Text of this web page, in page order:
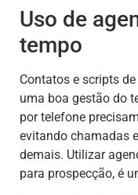
Uso de
tempo
Contatos e scripts
uma boa gestão do
por telefone
evitando chamadas
demais. Utilizar
para prospecção, é